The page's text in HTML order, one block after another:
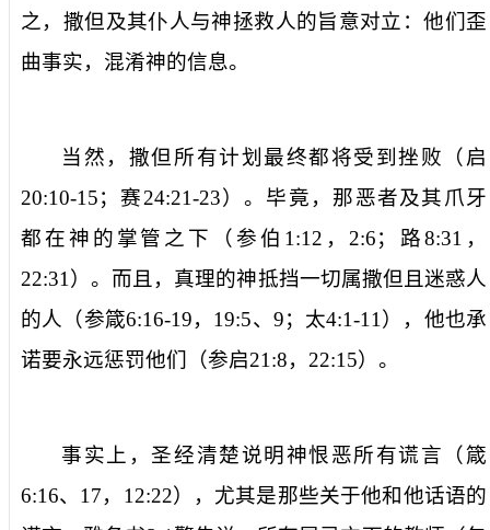
之，撒但及其仆人与神拯救人的旨意对立：他们歪
曲事实，混淆神的信息。
当然，撒但所有计划最终都将受到挫败（启
20:10-15；赛24:21-23）。毕竟，那恶者及其爪牙
都在神的掌管之下（参伯 1:12 ， 2:6；路8:31 ，
22:31 ）。而且，真理的神抵挡一切属撒但且迷惑人
的人（参箴6:16-19， 19:5、 9；太4:1-11 ），他也承
诺要永远惩罚他们（参启21:8， 22:15）。
事实上，圣经清楚说明神恨恶所有谎言（箴
6:16、 17， 12:22），尤其是那些关于他和他话语的